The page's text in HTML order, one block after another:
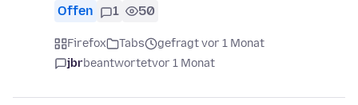
Offen 1 50
Firefox Tabs
gefragt vor 1 Monat
jbrbeantwortetvor 1 Monat